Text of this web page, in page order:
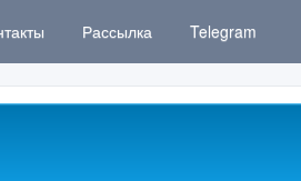
Рассылка Telegram